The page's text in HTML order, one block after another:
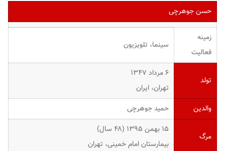
حسن جوهرچی
زمینه
فعالیت
سینما، تلویزیون
تولد
۶ مرداد ۱۳۴۷
تهران، ایران
والدین
حمید جوهرچی
مرگ
۱۵ بهمن ۱۳۹۵ (۴۸ سال)
بیمارستان امام خمینی، تهران